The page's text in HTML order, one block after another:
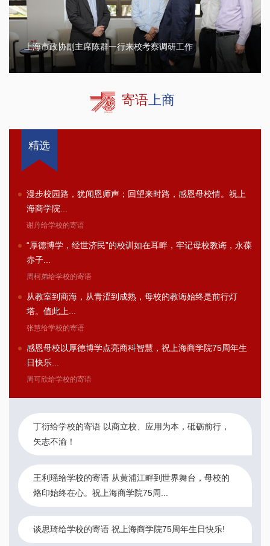
上海市政协副主席陈群一行来校考察调研工作
寄语上商
精选
漫步校园路，犹闻恩师声；回望来时路，感恩母校情。祝上
海商学院...
谢丹给学校的寄语
“厚德博学，经世济民”的校训如在耳畔，牢记母校教诲，永葆
赤子...
周柯弟给学校的寄语
从教室到商海，从青涩到成熟，母校的教诲始终是前行灯
塔。值此上...
张慧给学校的寄语
感恩母校以厚德博学点亮商科智慧，祝上海商学院75周年生
日快乐...
周可欣给学校的寄语
丁衍给学校的寄语 以商立校、应用为本，砥砺前行，
矢志不渝！
王利瑶给学校的寄语 从黄浦江畔到世界舞台，母校的
烙印始终在心。祝上海商学院75周...
谈思琦给学校的寄语 祝上海商学院75周年生日快乐!